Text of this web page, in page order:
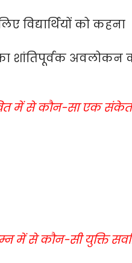
विद्यार्थियों को कहना
का शांतिपूर्वक अवलोकन
में से कौन-सा एक
में से कौन-सी युक्ति